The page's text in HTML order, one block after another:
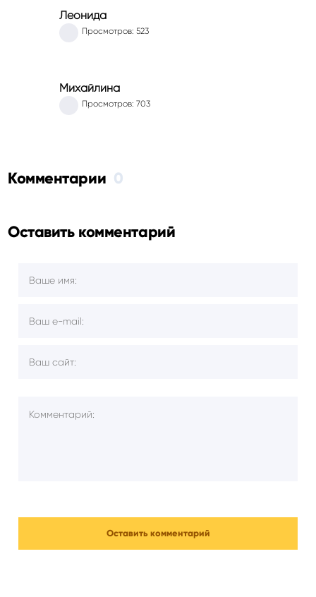
Леонида
Просмотров: 523
Михайлина
Просмотров: 703
Комментарии 0
Оставить комментарий